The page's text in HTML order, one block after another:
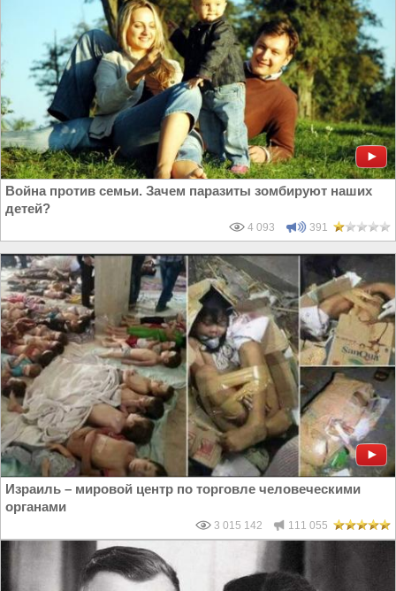
Война против семьи. Зачем паразиты зомбируют наших
детей?
4 093 391
Израиль – мировой центр по торговле человеческими
органами
3 015 142 111 055